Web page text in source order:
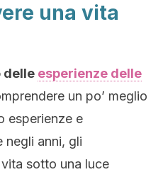
una vita
delle esperienze delle
un po’ meglio
esperienze e
negli anni, gli
sotto una luce